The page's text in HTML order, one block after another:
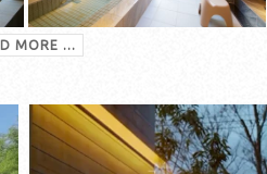
MORE ...